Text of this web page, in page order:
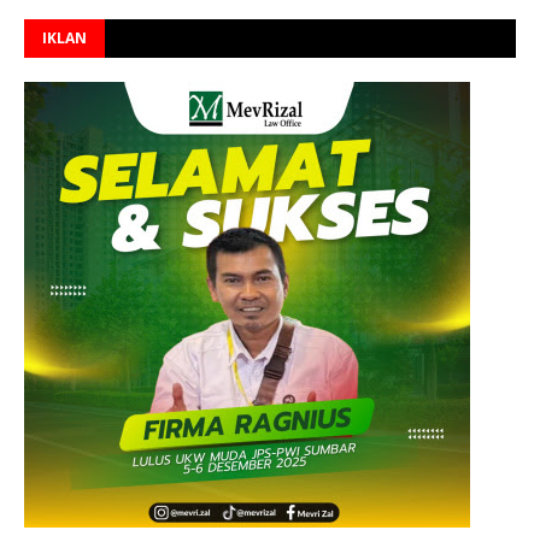
IKLAN